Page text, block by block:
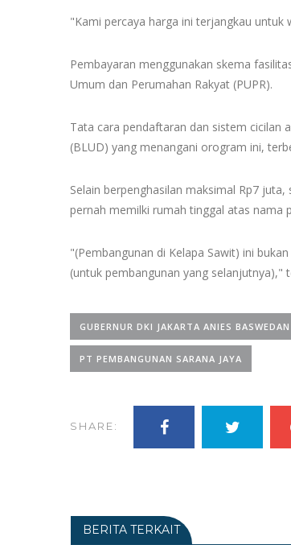
"Kami percaya harga ini terjangkau untuk
Pembayaran menggunakan skema
Umum dan Perumahan Rakyat (PUPR).
Tata cara pendaftaran dan sistem cicilan
(BLUD) yang menangani orogram ini,
Selain berpenghasilan maksimal Rp7
pernah memilki rumah tinggal atas nama
"(Pembangunan di Kelapa Sawit) ini
(untuk pembangunan yang selanjutnya),"
GUBERNUR DKI JAKARTA ANIES BASWEDAN
PT PEMBANGUNAN SARANA JAYA
SHARE:
BERITA TERKAIT